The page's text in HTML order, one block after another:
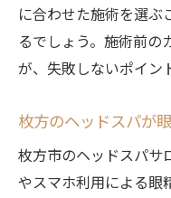
に合わせた施術を選
るでしょう。施術前の
が、失敗しないポイン
枚方のヘッドスパが
枚方市のヘッドスパサ
やスマホ利用による眼